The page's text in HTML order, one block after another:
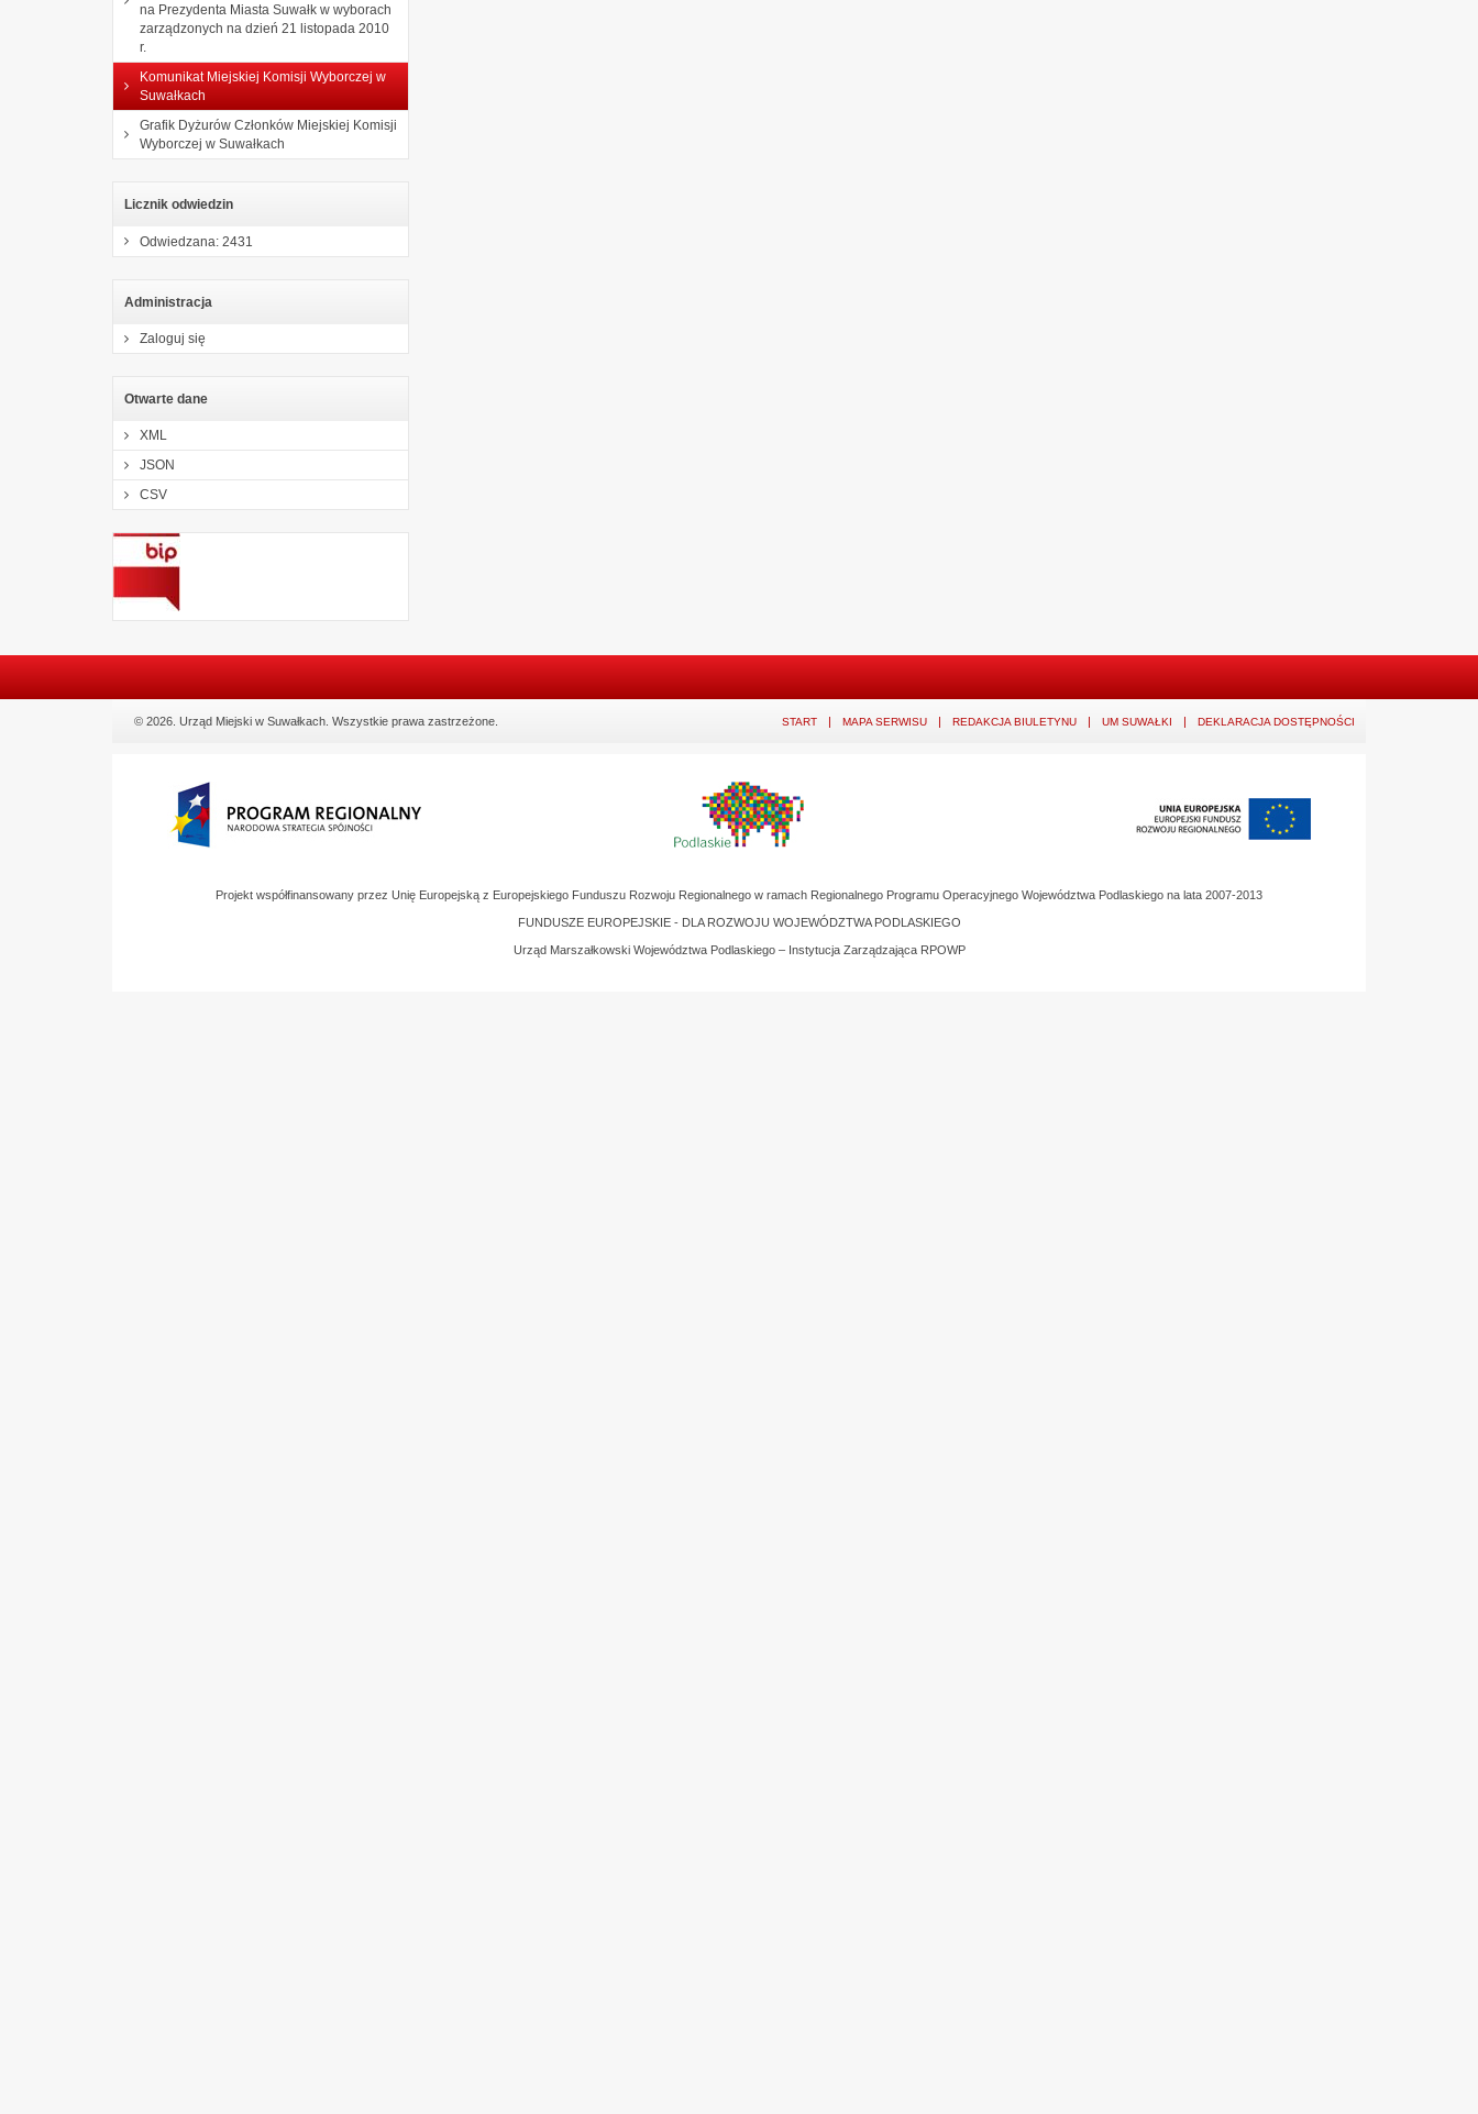
na Prezydenta Miasta Suwałk w wyborach
zarządzonych na dzień 21 listopada 2010
r.
Komunikat Miejskiej Komisji Wyborczej w
Suwałkach
Grafik Dyżurów Członków Miejskiej Komisji
Wyborczej w Suwałkach
Licznik odwiedzin
Odwiedzana: 2431
Administracja
Zaloguj się
Otwarte dane
XML
JSON
CSV
© 2026. Urząd Miejski w Suwałkach. Wszystkie prawa zastrzeżone. START MAPA SERWISU REDAKCJA BIULETYNU UM SUWAŁKI DEKLARACJA DOSTĘPNOŚCI
Projekt współfinansowany przez Unię Europejską z Europejskiego Funduszu Rozwoju Regionalnego w ramach Regionalnego Programu Operacyjnego Województwa Podlaskiego na lata 2007-2013
FUNDUSZE EUROPEJSKIE - DLA ROZWOJU WOJEWÓDZTWA PODLASKIEGO
Urząd Marszałkowski Województwa Podlaskiego – Instytucja Zarządzająca RPOWP